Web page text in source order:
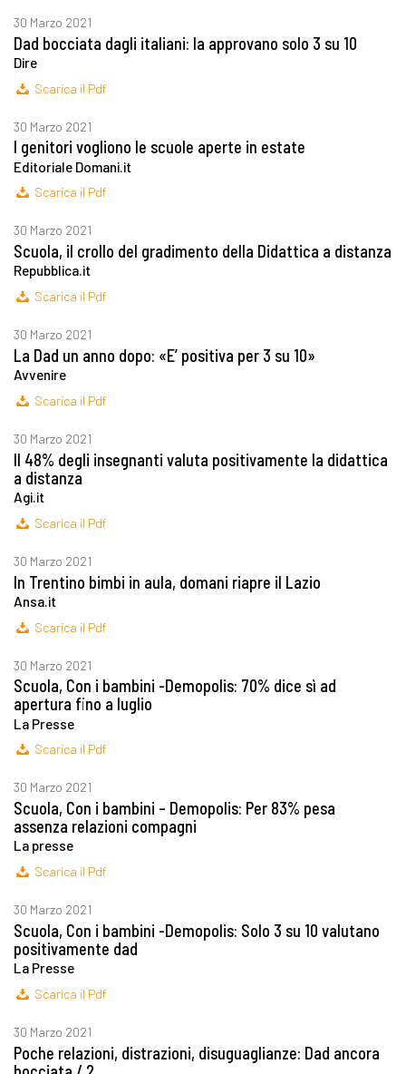
30 Marzo 2021
Dad bocciata dagli italiani: la approvano solo 3 su 10
Dire
Scarica il Pdf
30 Marzo 2021
I genitori vogliono le scuole aperte in estate
Editoriale Domani.it
Scarica il Pdf
30 Marzo 2021
Scuola, il crollo del gradimento della Didattica a distanza
Repubblica.it
Scarica il Pdf
30 Marzo 2021
La Dad un anno dopo: «E’ positiva per 3 su 10»
Avvenire
Scarica il Pdf
30 Marzo 2021
Il 48% degli insegnanti valuta positivamente la didattica
a distanza
Agi.it
Scarica il Pdf
30 Marzo 2021
In Trentino bimbi in aula, domani riapre il Lazio
Ansa.it
Scarica il Pdf
30 Marzo 2021
Scuola, Con i bambini -Demopolis: 70% dice sì ad
apertura fino a luglio
La Presse
Scarica il Pdf
30 Marzo 2021
Scuola, Con i bambini – Demopolis: Per 83% pesa
assenza relazioni compagni
La presse
Scarica il Pdf
30 Marzo 2021
Scuola, Con i bambini -Demopolis: Solo 3 su 10 valutano
positivamente dad
La Presse
Scarica il Pdf
30 Marzo 2021
Poche relazioni, distrazioni, disuguaglianze: Dad ancora